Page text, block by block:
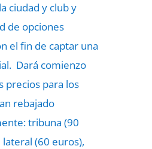
ciudad y club y
de opciones
el fin de captar una
Dará comienzo
precios para los
rebajado
tribuna (90
(60 euros),